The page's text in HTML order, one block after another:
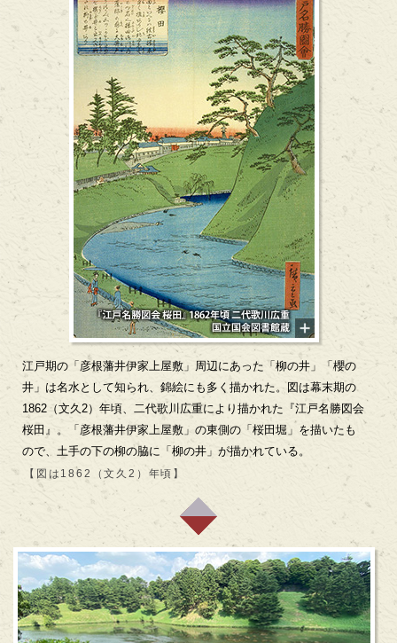
江戸期の「彦根藩井伊家上屋敷」周辺にあった「柳の井」「櫻の
井」は名水として知られ、錦絵にも多く描かれた。図は幕末期の
1862（文久2）年頃、二代歌川広重により描かれた『江戸名勝図会
桜田』。「彦根藩井伊家上屋敷」の東側の「桜田堀」を描いたも
ので、土手の下の柳の脇に「柳の井」が描かれている。
【図は1862（文久2）年頃】